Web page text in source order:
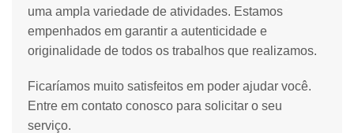
uma ampla variedade de atividades. Estamos
empenhados em garantir a autenticidade e
originalidade de todos os trabalhos que realizamos.
Ficaríamos muito satisfeitos em poder ajudar você.
Entre em contato conosco para solicitar o seu
serviço.